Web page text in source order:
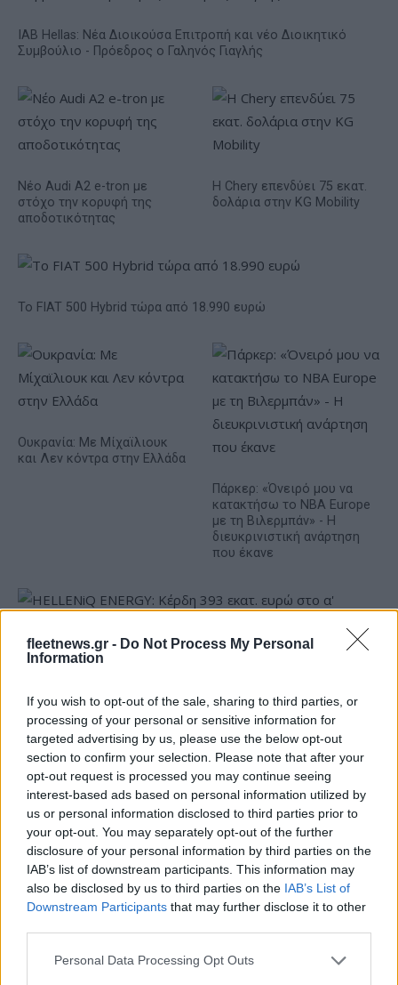
fleetnews.gr - Do Not Process My Personal
Information
If you wish to opt-out of the sale, sharing to third parties, or
processing of your personal or sensitive information for
targeted advertising by us, please use the below opt-out
section to confirm your selection. Please note that after your
opt-out request is processed you may continue seeing
interest-based ads based on personal information utilized by
us or personal information disclosed to third parties prior to
your opt-out. You may separately opt-out of the further
disclosure of your personal information by third parties on the
IAB’s list of downstream participants. This information may
also be disclosed by us to third parties on the IAB’s List of
Downstream Participants that may further disclose it to other
Please note that this website/app uses one or more Google
Personal Data Processing Opt Outs
IAB Hellas: Νέα Διοικούσα Επιτροπή και νέο Διοικητικό
Συμβούλιο - Πρόεδρος ο Γαληνός Γιαγλής
Νέο Audi A2 e-tron με
στόχο την κορυφή της
αποδοτικότητας
Η Chery επενδύει 75 εκατ.
δολάρια στην KG Mobility
Το FIAT 500 Hybrid τώρα από 18.990 ευρώ
Ουκρανία: Με Μίχαϊλιουκ
και Λεν κόντρα στην Ελλάδα
Πάρκερ: «Όνειρό μου να
κατακτήσω το ΝΒΑ Europe
με τη Βιλερμπάν» - Η
διευκρινιστική ανάρτηση
που έκανε
HELLENiQ ENERGY: Κέρδη 393 εκατ. ευρώ στο α' εξάμηνο –
Viohalco: Αυξημένος κατά
14% ο τζίρος στο α'
εξάμηνο, στα 4,3 δισ. ευρώ
– Στα 446 εκατ. ευρώ τα
ΥΠΕΘΟΟ: Νέες επενδύσεις
1 δισ. ευρώ ως το 2028 για
την Ενέργεια